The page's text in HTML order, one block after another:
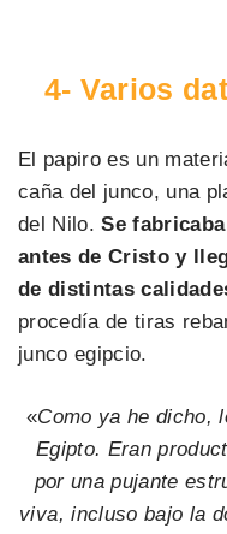
4- Varios
El papiro es un
caña del junco, una
del Nilo.Se
antes de Cristo y
de distintas
procedía de tiras
junco egipcio.
«Como ya he dicho,
Egipto. Eran
por una pujante
viva, incluso bajo la